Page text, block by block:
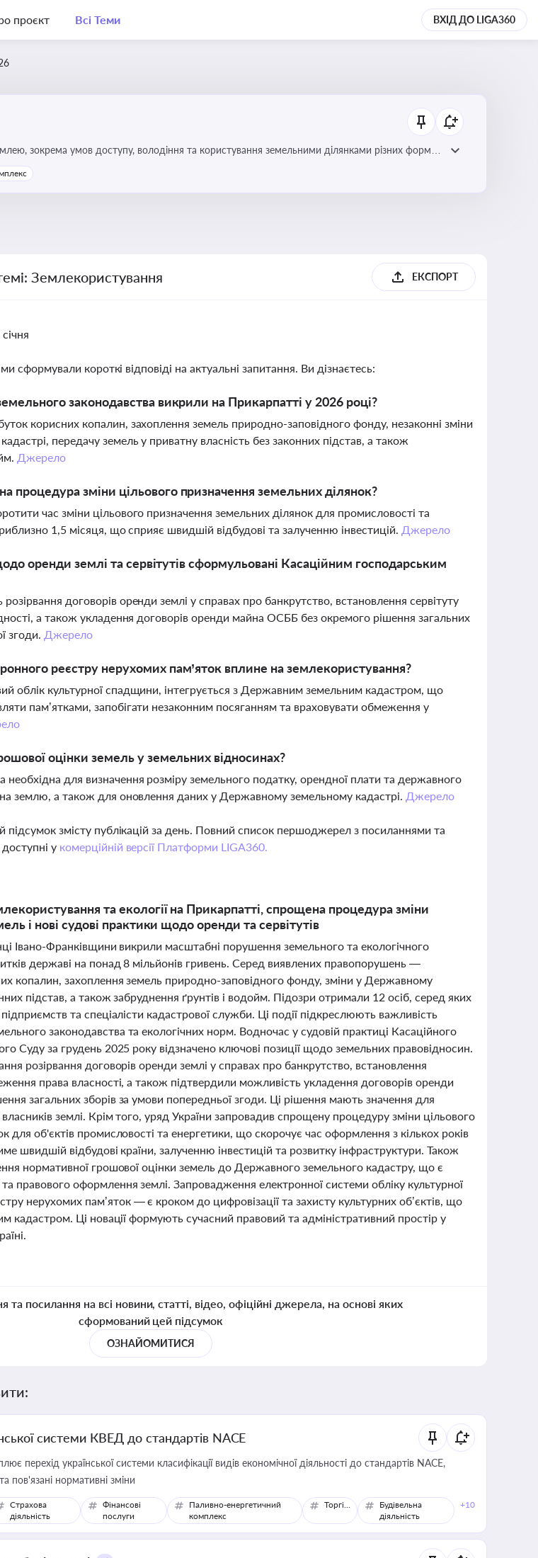
проєкт Всі Теми ВХІД ДО LIGA360
зокрема умов доступу, володіння та користування земельними ділянками різних форм
Землекористування ЕКСПОРТ
сформували короткі відповіді на актуальні запитання. Ви дізнаєтесь:
законодавства викрили на Прикарпатті у 2026 році?
корисних копалин, захоплення земель природно-заповідного фонду, незаконні зміни
передачу земель у приватну власність без законних підстав, а також
Джерело
процедура зміни цільового призначення земельних ділянок?
час зміни цільового призначення земельних ділянок для промисловості та
1,5 місяця, що сприяє швидшій відбудові та залученню інвестицій. Джерело
оренди землі та сервітутів сформульовані Касаційним господарським
договорів оренди землі у справах про банкрутство, встановлення сервітуту
а також укладення договорів оренди майна ОСББ без окремого рішення загальних
згоди. Джерело
реєстру нерухомих пам’яток вплине на землекористування?
облік культурної спадщини, інтегрується з Державним земельним кадастром, що
пам’ятками, запобігати незаконним посяганням та враховувати обмеження у
оцінки земель у земельних відносинах?
для визначення розміру земельного податку, орендної плати та державного
землю, а також для оновлення даних у Державному земельному кадастрі. Джерело
змісту публікацій за день. Повний список першоджерел з посиланнями та
у комерційній версії Платформи LIGA360.
та екології на Прикарпатті, спрощена процедура зміни
і нові судові практики щодо оренди та сервітутів
Івано-Франківщини викрили масштабні порушення земельного та екологічного
державі на понад 8 мільйонів гривень. Серед виявлених правопорушень —
копалин, захоплення земель природно-заповідного фонду, зміни у Державному
підстав, а також забруднення ґрунтів і водойм. Підозри отримали 12 осіб, серед яких
та спеціалісти кадастрової служби. Ці події підкреслюють важливість
законодавства та екологічних норм. Водночас у судовій практиці Касаційного
Суду за грудень 2025 року відзначено ключові позиції щодо земельних правовідносин.
розірвання договорів оренди землі у справах про банкрутство, встановлення
права власності, а також підтвердили можливість укладення договорів оренди
загальних зборів за умови попередньої згоди. Ці рішення мають значення для
землі. Крім того, уряд України запровадив спрощену процедуру зміни цільового
для об'єктів промисловості та енергетики, що скорочує час оформлення з кількох років
швидшій відбудові країни, залученню інвестицій та розвитку інфраструктури. Також
нормативної грошової оцінки земель до Державного земельного кадастру, що є
правового оформлення землі. Запровадження електронної системи обліку культурної
нерухомих пам’яток — є кроком до цифровізації та захисту культурних об’єктів, що
кадастром. Ці новації формують сучасний правовий та адміністративний простір у
посилання на всі новини, статті, відео, офіційні джерела, на основі яких
сформований цей підсумок
ОЗНАЙОМИТИСЯ
системи КВЕД до стандартів NACE
перехід української системи класифікації видів економічної діяльності до стандартів NACE,
пов'язані нормативні зміни
Страхова
діяльність
Фінансові
послуги
Паливно-енергетичний
комплекс
Торгівля
Будівельна
діяльність
+10